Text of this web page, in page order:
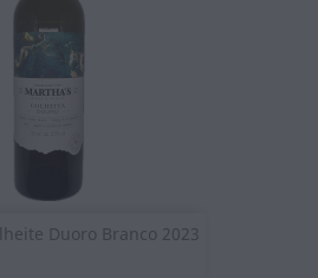
Duoro Branco 2023